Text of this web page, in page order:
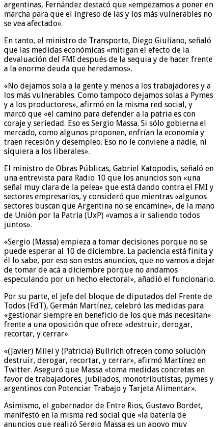
argentinas, Fernández destacó que «empezamos a poner en
marcha para que el ingreso de las y los más vulnerables no
se vea afectado».
En tanto, el ministro de Transporte, Diego Giuliano, señaló
que las medidas económicas «mitigan el efecto de la
devaluación del FMI después de la sequia y de hacer frente
a la enorme deuda que heredamos».
«No dejamos sola a la gente y menos a los trabajadores y a
los más vulnerables. Como tampoco dejamos solas a Pymes
y a los productores», afirmó en la misma red social, y
marcó que «el camino para defender a la patria es con
coraje y seriedad. Eso es Sergio Massa. Si sólo gobierna el
mercado, como algunos proponen, enfrían la economía y
traen recesión y desempleo. Eso no le conviene a nadie, ni
siquiera a los liberales».
El ministro de Obras Públicas, Gabriel Katopodis, señaló en
una entrevista para Radio 10 que los anuncios son «una
señal muy clara de la pelea» que está dando contra el FMI y
sectores empresarios, y consideró que mientras «algunos
sectores buscan que Argentina no se encamine», de la mano
de Unión por la Patria (UxP) «vamos a ir saliendo todos
juntos».
«Sergio (Massa) empieza a tomar decisiones porque no se
puede esperar al 10 de diciembre. La paciencia está finita y
él lo sabe, por eso son estos anuncios, que no vamos a dejar
de tomar de acá a diciembre porque no andamos
especulando por un hecho electoral», añadió el funcionario.
Por su parte, el jefe del bloque de diputados del Frente de
Todos (FdT), Germán Martínez, celebró las medidas para
«gestionar siempre en beneficio de los que más necesitan»
frente a una oposición que ofrece «destruir, derogar,
recortar, y cerrar».
«(Javier) Milei y (Patricia) Bullrich ofrecen como solución
destruir, derogar, recortar, y cerrar», afirmó Martínez en
Twitter. Aseguró que Massa «toma medidas concretas en
favor de trabajadores, jubilados, monotributistas, pymes y
argentinos con Potenciar Trabajo y Tarjeta Alimentar».
Asimismo, el gobernador de Entre Rios, Gustavo Bordet,
manifestó en la misma red social que «la batería de
anuncios que realizó Sergio Massa es un apoyo muy